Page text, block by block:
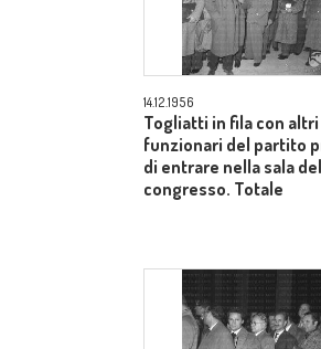
14.12.1956
Togliatti in fila con altri
funzionari del partito
di entrare nella sala del
congresso. Totale